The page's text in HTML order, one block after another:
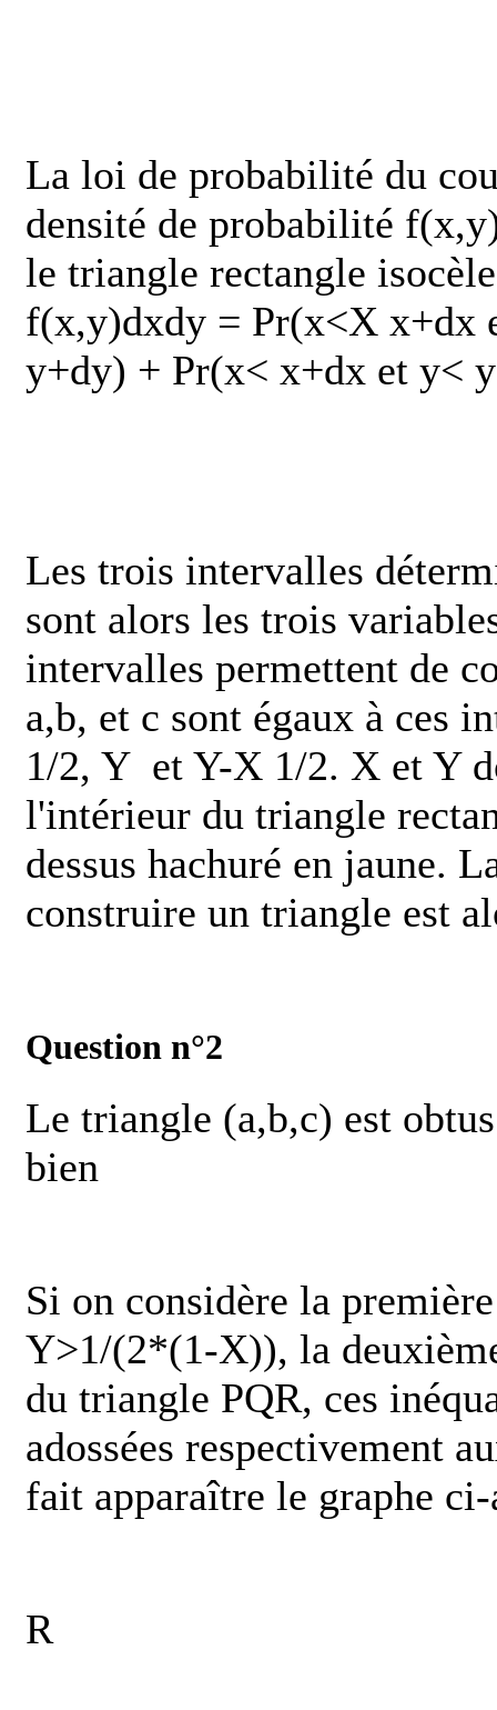
La loi de probabilité du
densité de probabilité
le triangle rectangle
f(x,y)dxdy = Pr(x<X x+dx
y+dy) + Pr(x< x+dx et y<
Les trois intervalles
sont alors les trois
intervalles permettent de
a,b, et c sont égaux à ces
1/2, Y et Y-X 1/2. X et Y
l'intérieur du triangle
dessus hachuré en jaune.
construire un triangle est
Question n°2
Le triangle (a,b,c) est
bien
Si on considère la
Y>1/(2*(1-X)), la
du triangle PQR, ces
adossées respectivement
fait apparaître le graphe ci-
R